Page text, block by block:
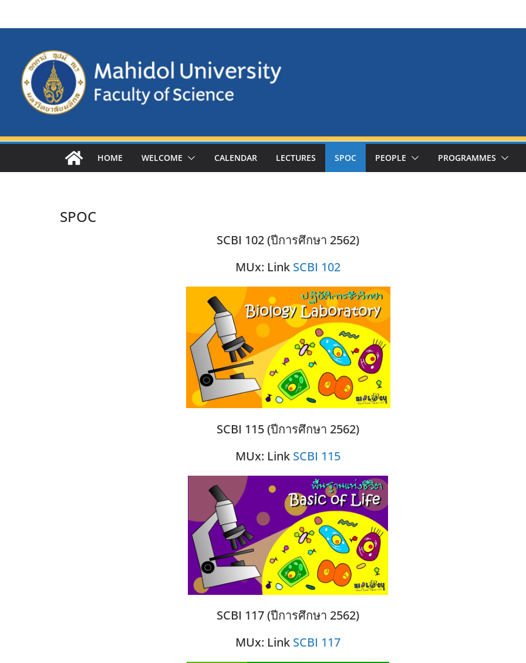
HOME WELCOME CALENDAR LECTURES SPOC PEOPLE PROGRAMMES
SPOC
SCBI 102 (ปีการศึกษา 2562)
MUx: Link SCBI 102
SCBI 115 (ปีการศึกษา 2562)
MUx: Link SCBI 115
SCBI 117 (ปีการศึกษา 2562)
MUx: Link SCBI 117